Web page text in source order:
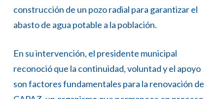
construcción de un pozo radial para garantizar el
abasto de agua potable a la población.
En su intervención, el presidente municipal
reconoció que la continuidad, voluntad y el apoyo
son factores fundamentales para la renovación de